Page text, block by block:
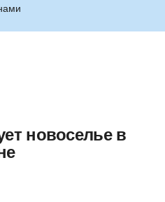
новоселье в